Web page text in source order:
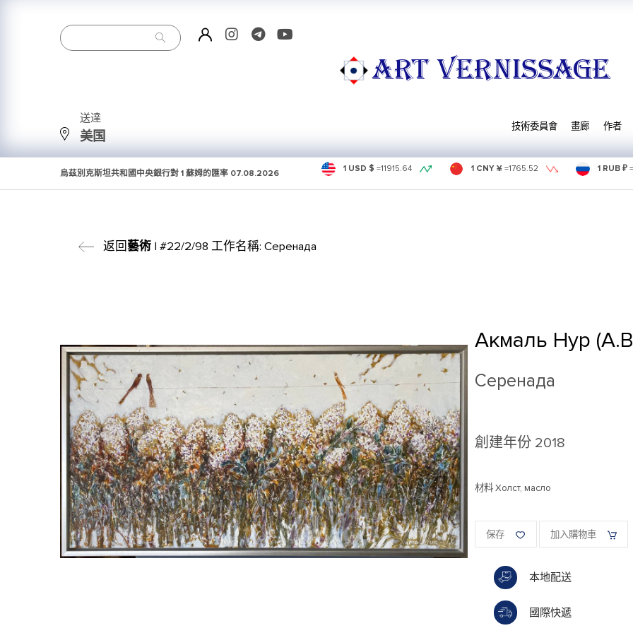
ART VERNISSAGE
送達
美国
技術委員會 畫廊 作者
烏茲別克斯坦共和國中央銀行對 1 蘇姆的匯率 07.08.2026 1 USD $ =11915.64 1 CNY ¥ =1765.52 1 RUB ₽ =
返回藝術| #22/2/98 工作名稱: Серенада
Акмаль Нур
Серенада
創建年份 2018
材料 Холст, масло
保存 加入購物車
本地配送
國際快遞